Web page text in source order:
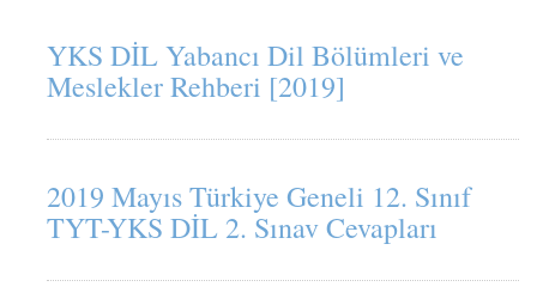
YKS DİL Yabancı Dil Bölümleri ve
Meslekler Rehberi [2019]
2019 Mayıs Türkiye Geneli 12. Sınıf
TYT-YKS DİL 2. Sınav Cevapları